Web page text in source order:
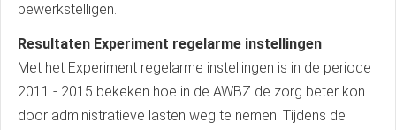
bewerkstelligen.
Resultaten Experiment regelarme instellingen
Met het Experiment regelarme instellingen is in de periode
2011 - 2015 bekeken hoe in de AWBZ de zorg beter kon
door administratieve lasten weg te nemen. Tijdens de